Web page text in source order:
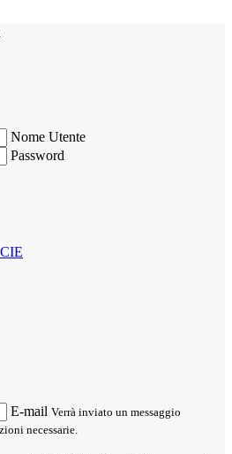
Nome Utente
Password
E-mail Verrà inviato un messaggio
necessarie.